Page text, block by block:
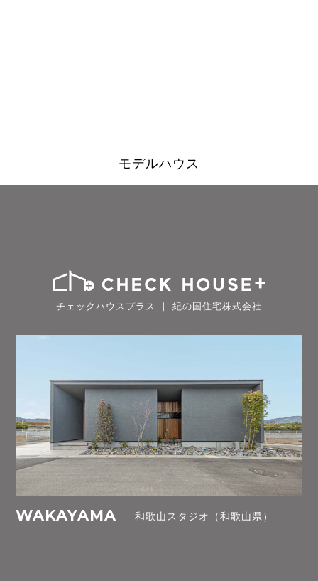
モデルハウス
チェックハウスプラス ｜ 紀の国住宅株式会社
WAKAYAMA 和歌山スタジオ（和歌山県）